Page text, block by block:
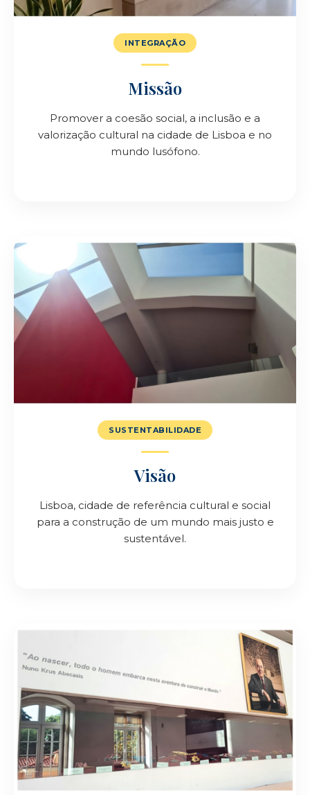
INTEGRAÇÃO
Missão
Promover a coesão social, a inclusão e a
valorização cultural na cidade de Lisboa e no
mundo lusófono.
SUSTENTABILIDADE
Visão
Lisboa, cidade de referência cultural e social
para a construção de um mundo mais justo e
sustentável.